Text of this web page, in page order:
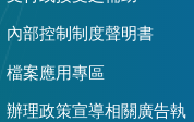
內部控制制度聲明書
檔案應用專區
辦理政策宣導相關廣告執